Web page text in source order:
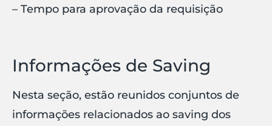
– Tempo para aprovação da requisição
Informações de Saving
Nesta seção, estão reunidos conjuntos de
informações relacionados ao saving dos